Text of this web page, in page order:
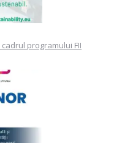
programului FII